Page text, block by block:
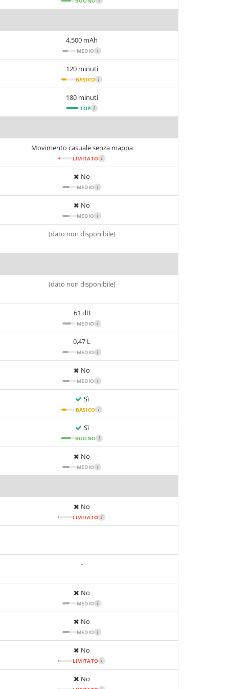
4.500 mAh
MEDIO i
120 minuti
BASICO i
180 minuti
TOP i
Movimento casuale senza mappa
LIMITATO i
No
MEDIO i
No
MEDIO i
(dato non disponibile)
(dato non disponibile)
61 dB
MEDIO i
0,47 L
MEDIO i
No
MEDIO i
Sì
BASICO i
Sì
BUONO i
No
MEDIO i
No
LIMITATO i
-
-
No
MEDIO i
No
MEDIO i
No
LIMITATO i
No